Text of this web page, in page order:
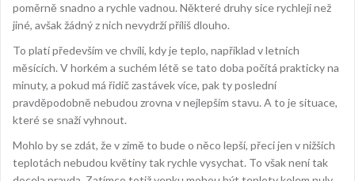
poměrně snadno a rychle vadnou. Některé druhy sice rychleji než
jiné, avšak žádný z nich nevydrží příliš dlouho.
To platí především ve chvíli, kdy je teplo, například v letních
měsících. V horkém a suchém létě se tato doba počítá prakticky na
minuty, a pokud má řidič zastávek více, pak ty poslední
pravděpodobně nebudou zrovna v nejlepším stavu. A to je situace,
které se snaží vyhnout.
Mohlo by se zdát, že v zimě to bude o něco lepší, přeci jen v nižších
teplotách nebudou květiny tak rychle vysychat. To však není tak